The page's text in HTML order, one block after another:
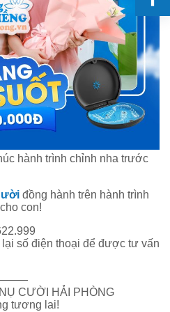
hành trình chỉnh nha trước
đồng hành trên hành trình
con!
số điện thoại để được tư vấn
CƯỜI HẢI PHÒNG
tương lai!